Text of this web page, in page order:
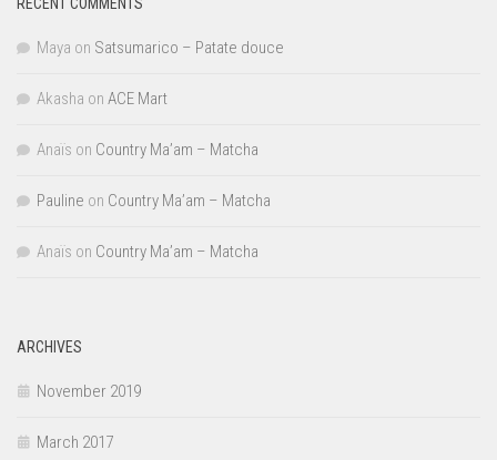
Maya on Satsumarico – Patate douce
Akasha on ACE Mart
Anaïs on Country Ma’am – Matcha
Pauline on Country Ma’am – Matcha
Anaïs on Country Ma’am – Matcha
ARCHIVES
November 2019
March 2017